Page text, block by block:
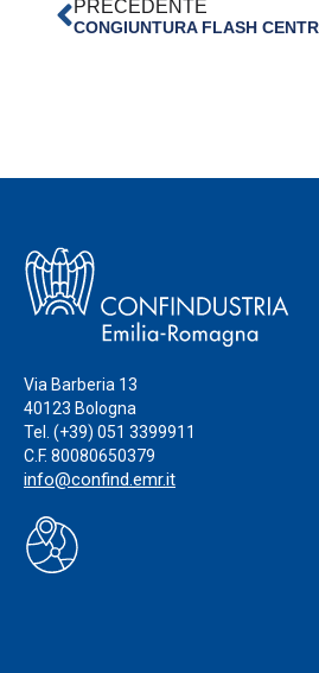
PRECEDENTE
Via Barberia 13
40123 Bologna
Tel. (+39) 051 3399911
C.F. 80080650379
info@confind.emr.it